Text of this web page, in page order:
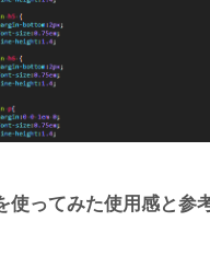
ってみた使用感と参